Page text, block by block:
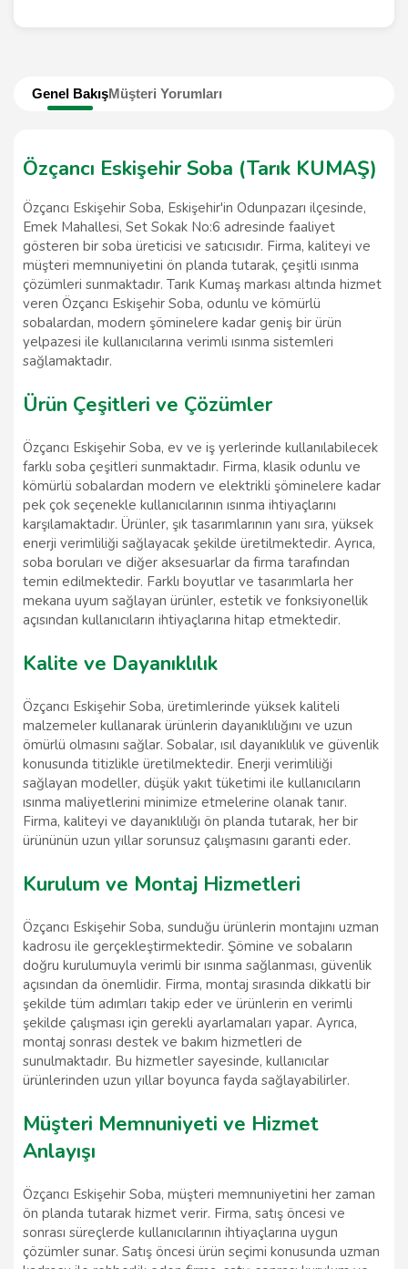
Genel BakışMüşteri Yorumları
Özçancı Eskişehir Soba (Tarık KUMAŞ)
Özçancı Eskişehir Soba, Eskişehir'in Odunpazarı ilçesinde,
Emek Mahallesi, Set Sokak No:6 adresinde faaliyet
gösteren bir soba üreticisi ve satıcısıdır. Firma, kaliteyi ve
müşteri memnuniyetini ön planda tutarak, çeşitli ısınma
çözümleri sunmaktadır. Tarık Kumaş markası altında hizmet
veren Özçancı Eskişehir Soba, odunlu ve kömürlü
sobalardan, modern şöminelere kadar geniş bir ürün
yelpazesi ile kullanıcılarına verimli ısınma sistemleri
sağlamaktadır.
Ürün Çeşitleri ve Çözümler
Özçancı Eskişehir Soba, ev ve iş yerlerinde kullanılabilecek
farklı soba çeşitleri sunmaktadır. Firma, klasik odunlu ve
kömürlü sobalardan modern ve elektrikli şöminelere kadar
pek çok seçenekle kullanıcılarının ısınma ihtiyaçlarını
karşılamaktadır. Ürünler, şık tasarımlarının yanı sıra, yüksek
enerji verimliliği sağlayacak şekilde üretilmektedir. Ayrıca,
soba boruları ve diğer aksesuarlar da firma tarafından
temin edilmektedir. Farklı boyutlar ve tasarımlarla her
mekana uyum sağlayan ürünler, estetik ve fonksiyonellik
açısından kullanıcıların ihtiyaçlarına hitap etmektedir.
Kalite ve Dayanıklılık
Özçancı Eskişehir Soba, üretimlerinde yüksek kaliteli
malzemeler kullanarak ürünlerin dayanıklılığını ve uzun
ömürlü olmasını sağlar. Sobalar, ısıl dayanıklılık ve güvenlik
konusunda titizlikle üretilmektedir. Enerji verimliliği
sağlayan modeller, düşük yakıt tüketimi ile kullanıcıların
ısınma maliyetlerini minimize etmelerine olanak tanır.
Firma, kaliteyi ve dayanıklılığı ön planda tutarak, her bir
ürününün uzun yıllar sorunsuz çalışmasını garanti eder.
Kurulum ve Montaj Hizmetleri
Özçancı Eskişehir Soba, sunduğu ürünlerin montajını uzman
kadrosu ile gerçekleştirmektedir. Şömine ve sobaların
doğru kurulumuyla verimli bir ısınma sağlanması, güvenlik
açısından da önemlidir. Firma, montaj sırasında dikkatli bir
şekilde tüm adımları takip eder ve ürünlerin en verimli
şekilde çalışması için gerekli ayarlamaları yapar. Ayrıca,
montaj sonrası destek ve bakım hizmetleri de
sunulmaktadır. Bu hizmetler sayesinde, kullanıcılar
ürünlerinden uzun yıllar boyunca fayda sağlayabilirler.
Müşteri Memnuniyeti ve Hizmet
Anlayışı
Özçancı Eskişehir Soba, müşteri memnuniyetini her zaman
ön planda tutarak hizmet verir. Firma, satış öncesi ve
sonrası süreçlerde kullanıcılarının ihtiyaçlarına uygun
çözümler sunar. Satış öncesi ürün seçimi konusunda uzman